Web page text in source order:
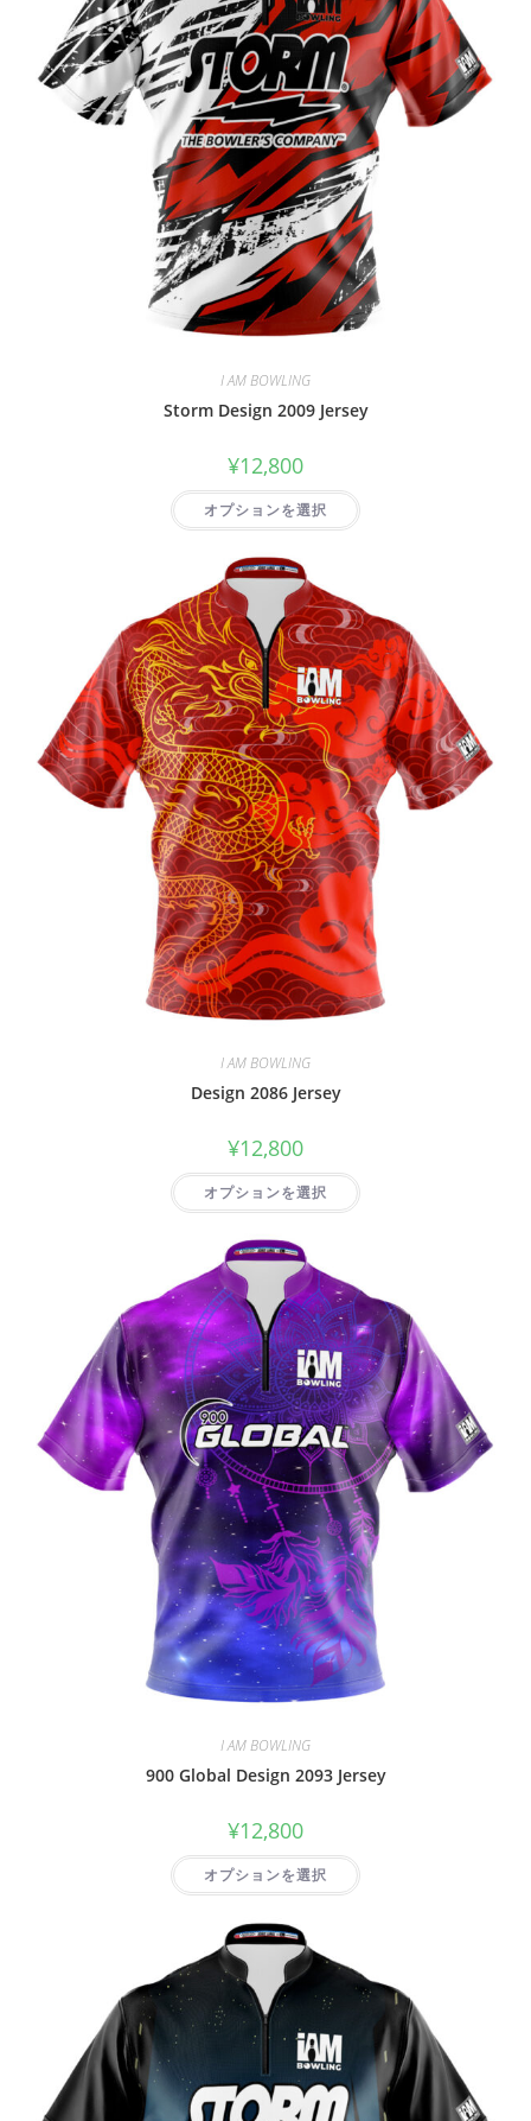
I AM BOWLING
Storm Design 2009 Jersey
¥12,800
オプションを選択
I AM BOWLING
Design 2086 Jersey
¥12,800
オプションを選択
I AM BOWLING
900 Global Design 2093 Jersey
¥12,800
オプションを選択